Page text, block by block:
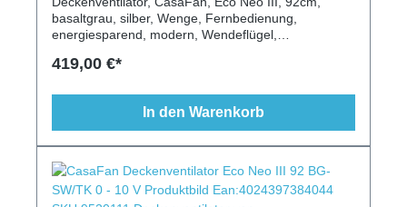
basaltgrau, silber, Wenge, Fernbedienung,
energiesparend, modern, Wendeflügel,
419,00 €*
In den Warenkorb